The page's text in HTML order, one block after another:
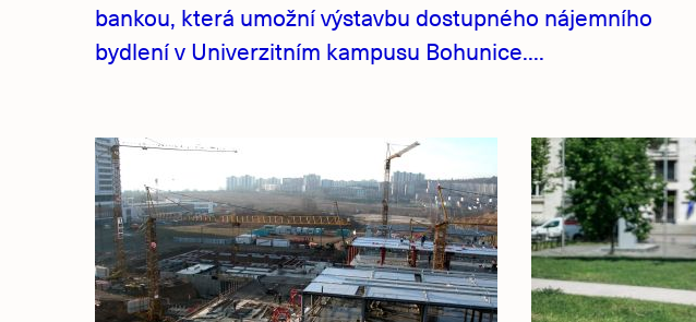
bankou, která umožní výstavbu dostupného nájemního
bydlení v Univerzitním kampusu Bohunice....